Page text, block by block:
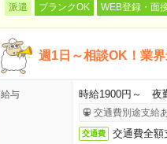
派遣 ブランクOK WEB登録・面
週1日～相談OK！業
給与 時給1900円～ 夜
交通費別途支給
交通費 交通費全額